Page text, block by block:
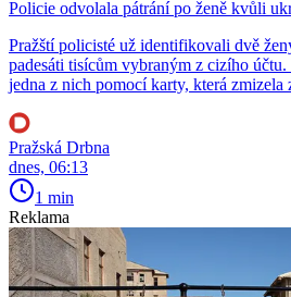
Policie odvolala pátrání po ženě kvůli
Pražští policisté už identifikovali dvě
padesáti tisícům vybraným z cizího
jedna z nich pomocí karty, která zmizela
Pražská Drbna
dnes, 06:13
1 min
Reklama